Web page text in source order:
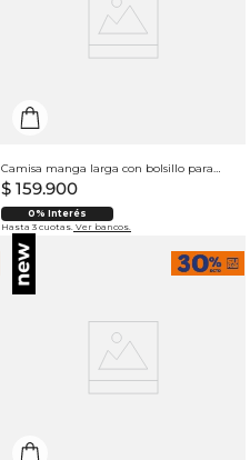
Camisa manga larga con bolsillo para hombre
$ 159.900
0% Interés
Hasta 3 cuotas. Ver bancos.